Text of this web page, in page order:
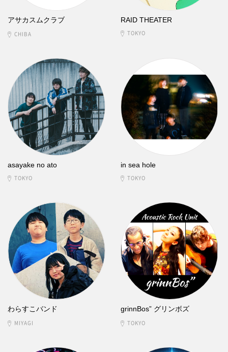
アサカスムクラブ
CHIBA
RAID THEATER
TOKYO
asayake no ato
TOKYO
in sea hole
TOKYO
わらすこバンド
MIYAGI
grinnBos” グリンボズ
TOKYO